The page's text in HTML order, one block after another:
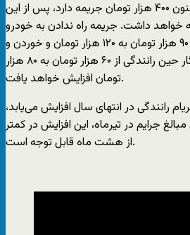
استفاده از تلفن همراه که اکنون ۴۰۰ هزار تومان جریمه دارد، پس از این
خواهد داشت. جریمه راه ندادن به خودرو
پشت سر برای سبقت، از ۹۰ هزار تومان به ۱۲۰ هزار تومان و خوردن و
آشامیدن و استعمال سیگار حین رانندگی از ۶۰ هزار تومان به ۸۰ هزار
تومان افزایش خواهد یافت.
رانندگی در انتهای سال افزایش می‌یابد،
جرایم در تیر‌ماه، این افزایش در کمتر
از هشت ماه قابل توجه است.